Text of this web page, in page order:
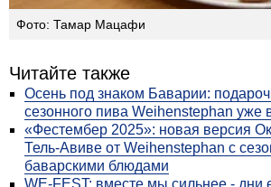
Фото: Тамар Мацафи
Читайте также
Осень под знаком Баварии:
сезонного пива Weihenstephan уже
«Фестембер 2025»: новая версия
Тель-Авиве от Weihenstephan с
баварскими блюдами
WE-FEST: вместе мы сильнее - дни